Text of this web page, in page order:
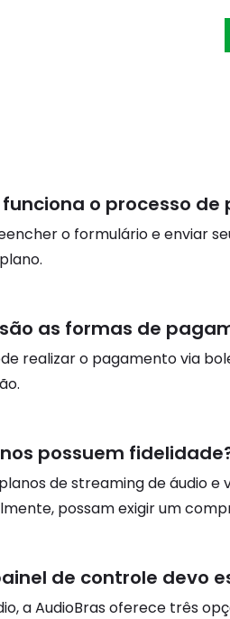
o processo
o formulário e enviar
as formas de
realizar o pagamento via
possuem
planos de streaming de áudio
possam exigir um
de controle devo
a AudioBras oferece três